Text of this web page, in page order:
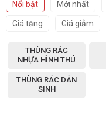
Nổi bật Mới nhất
Giá tăng Giá giảm
THÙNG RÁC
NHỰA HÌNH THÚ
THÙNG RÁC DÂN
SINH